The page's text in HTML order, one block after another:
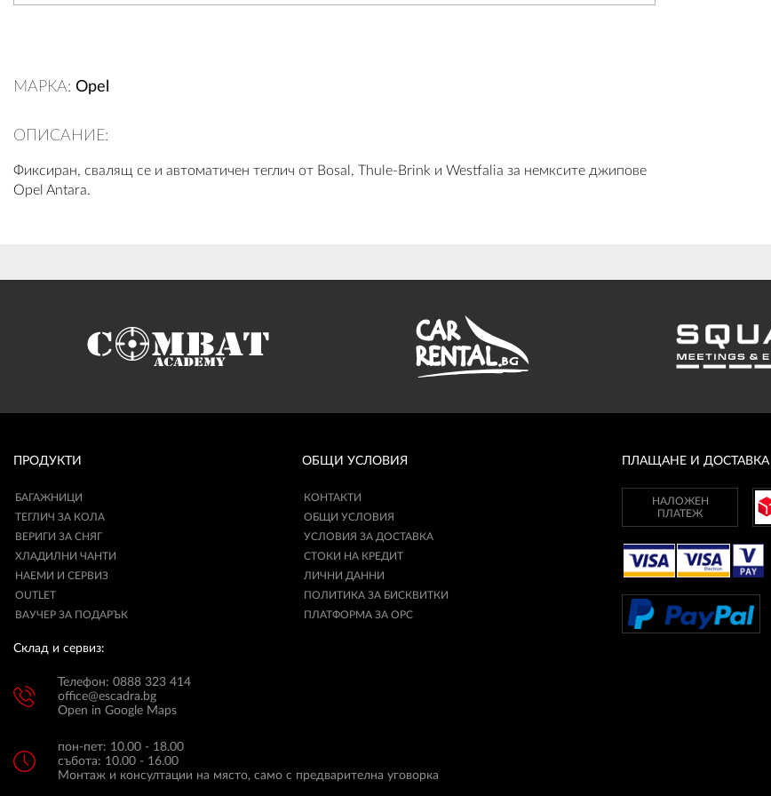
МАРКА: Opel
ОПИСАНИЕ:
Фиксиран, свалящ се и автоматичен теглич от Bosal, Thule-Brink и Westfalia за немксите джипове
Opel Antara.
ПРОДУКТИ
БАГАЖНИЦИ
ТЕГЛИЧ ЗА КОЛА
ВЕРИГИ ЗА СНЯГ
ХЛАДИЛНИ ЧАНТИ
НАЕМИ И СЕРВИЗ
OUTLET
ВАУЧЕР ЗА ПОДАРЪК
ОБЩИ УСЛОВИЯ
КОНТАКТИ
ОБЩИ УСЛОВИЯ
УСЛОВИЯ ЗА ДОСТАВКА
СТОКИ НА КРЕДИТ
ЛИЧНИ ДАННИ
ПОЛИТИКА ЗА БИСКВИТКИ
ПЛАТФОРМА ЗА ОРС
ПЛАЩАНЕ И ДОСТАВКА
НАЛОЖЕН
ПЛАТЕЖ
Склад и сервиз:
Телефон: 0888 323 414
office@escadra.bg
Open in Google Maps
пон-пет: 10.00 - 18.00
събота: 10.00 - 16.00
Монтаж и консултации на място, само с предварителна уговорка